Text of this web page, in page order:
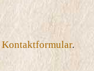
Kontaktformular.